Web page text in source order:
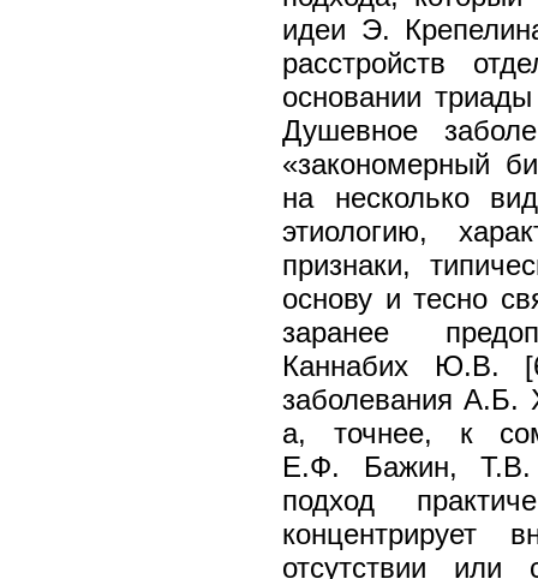
идеи Э.
расстройств
основании
Душевное
«закономерный
на несколько
этиологию,
признаки,
основу и тесно
заранее
Каннабих Ю.В.
заболевания А.Б.
а, точнее, к
Е.Ф. Бажин, Т.В.
подход
концентрирует
отсутствии или